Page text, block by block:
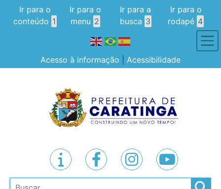
Ir para o
conteúdo 1
Ir para o
menu 2
Ir para a
busca 3
Ir para o
rodapé 4
Acesso à informação Acessibilidade
Pesquisar